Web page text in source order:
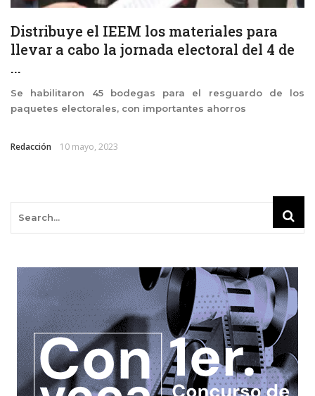
Distribuye el IEEM los materiales para
llevar a cabo la jornada electoral del 4 de
...
Se habilitaron 45 bodegas para el resguardo de los
paquetes electorales, con importantes ahorros
Redacción 10 mayo, 2023